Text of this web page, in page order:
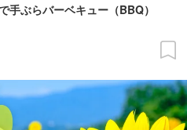
手ぶらバーベキュー（BBQ）